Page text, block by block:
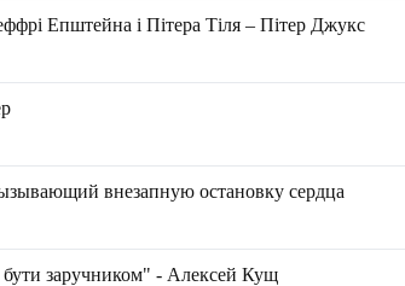
Епштейна і Пітера Тіля – Пітер Джукс
внезапную остановку сердца
бути заручником" - Алексей Кущ